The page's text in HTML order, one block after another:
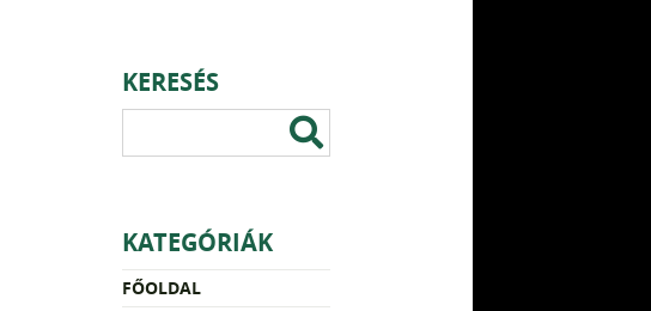
KERESÉS
KATEGÓRIÁK
FŐOLDAL